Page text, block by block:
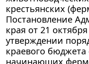
крестьянских
Постановление
края от 21
утверждении
краевого бюджета
начинающих